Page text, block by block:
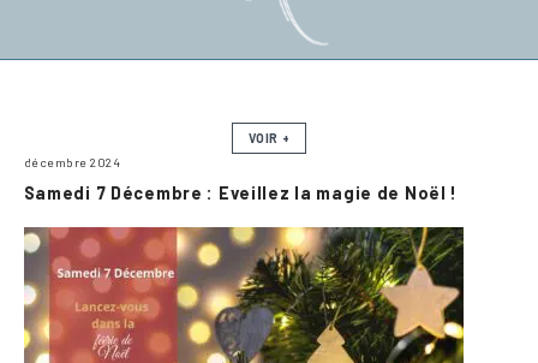
décembre 2024
Samedi 7 Décembre : Eveillez la magie de Noël !
VOIR +